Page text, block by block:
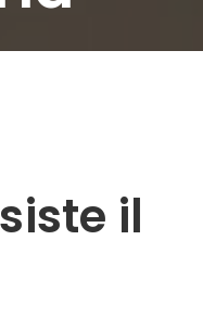
il